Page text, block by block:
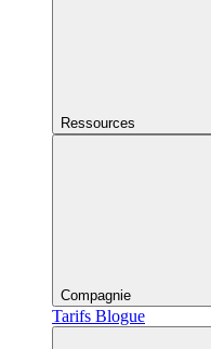
Ressources
Compagnie
Tarifs Blogue